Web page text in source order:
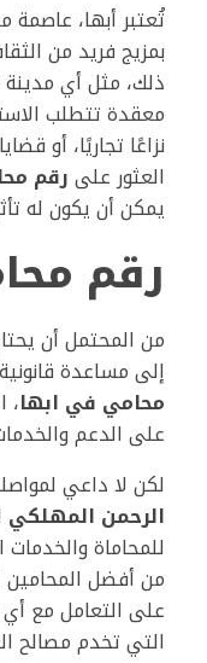
تُعتبر أبها،
بمزيج فريد من
ذلك، مثل أي
معقدة تتطلب
نزاعًا تجاريًا، أو
العثور علىرقم
يمكن أن يكون له
رقم
من المحتمل أن
إلى مساعدة
محامي في ابها،
على الدعم
لكن لا داعي
الرحمن المهلكي
للمحاماة
من أفضل المحامين
على التعامل مع
التي تخدم مصالح